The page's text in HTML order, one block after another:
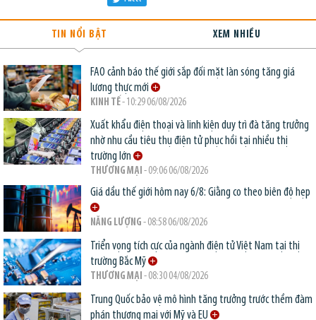
TIN NỔI BẬT XEM NHIỀU
FAO cảnh báo thế giới sắp đối mặt làn sóng tăng giá
lương thực mới
KINH TẾ- 10:29 06/08/2026
Xuất khẩu điện thoại và linh kiện duy trì đà tăng trưởng
nhờ nhu cầu tiêu thụ điện tử phục hồi tại nhiều thị
trường lớn
THƯƠNG MẠI - 09:06 06/08/2026
Giá dầu thế giới hôm nay 6/8: Giằng co theo biên độ hẹp
NĂNG LƯỢNG - 08:58 06/08/2026
Triển vọng tích cực của ngành điện tử Việt Nam tại thị
trường Bắc Mỹ
THƯƠNG MẠI - 08:30 04/08/2026
Trung Quốc bảo vệ mô hình tăng trưởng trước thềm đàm
phán thương mại với Mỹ và EU